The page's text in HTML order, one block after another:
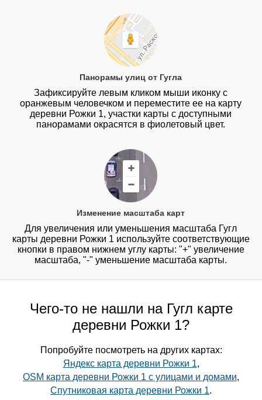
Панорамы улиц от Гугла
Зафиксируйте левым кликом мыши иконку с
оранжевым человечком и переместите ее на карту
деревни Рожки 1, участки карты с доступными
панорамами окрасятся в фиолетовый цвет.
Изменение масштаба карт
Для увеличения или уменьшения масштаба Гугл
карты деревни Рожки 1 используйте соответствующие
кнопки в правом нижнем углу карты: "+" увеличение
масштаба, "-" уменьшение масштаба карты.
Чего-то не нашли на Гугл карте
деревни Рожки 1?
Попробуйте посмотреть на других картах:
Яндекс карта деревни Рожки 1,
OSM карта деревни Рожки 1 с улицами и домами,
Спутниковая карта деревни Рожки 1.